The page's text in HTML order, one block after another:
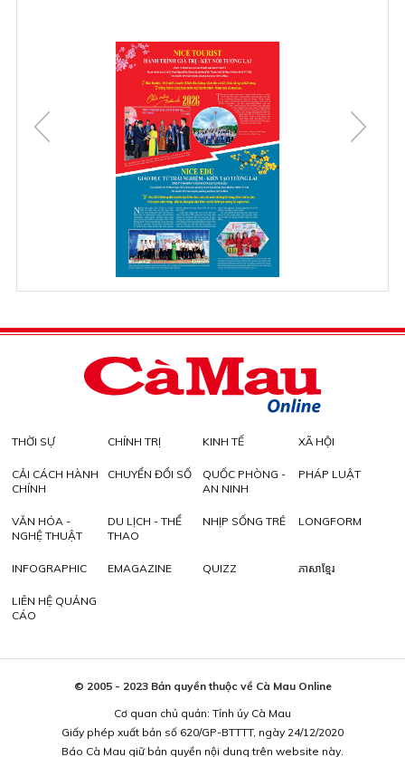
THỜI SỰ CHÍNH TRỊ KINH TẾ XÃ HỘI
CẢI CÁCH HÀNH
CHÍNH
CHUYỂN ĐỔI SỐ
QUỐC PHÒNG -
AN NINH
PHÁP LUẬT
VĂN HÓA -
NGHỆ THUẬT
DU LỊCH - THỂ
THAO
NHỊP SỐNG TRẺ LONGFORM
INFOGRAPHIC EMAGAZINE QUIZZ ភាសាខ្មែរ
LIÊN HỆ QUẢNG
CÁO
© 2005 - 2023 Bản quyền thuộc về Cà Mau Online
Cơ quan chủ quản: Tỉnh ủy Cà Mau
Giấy phép xuất bản số 620/GP-BTTTT, ngày 24/12/2020
Báo Cà Mau giữ bản quyền nội dung trên website này.